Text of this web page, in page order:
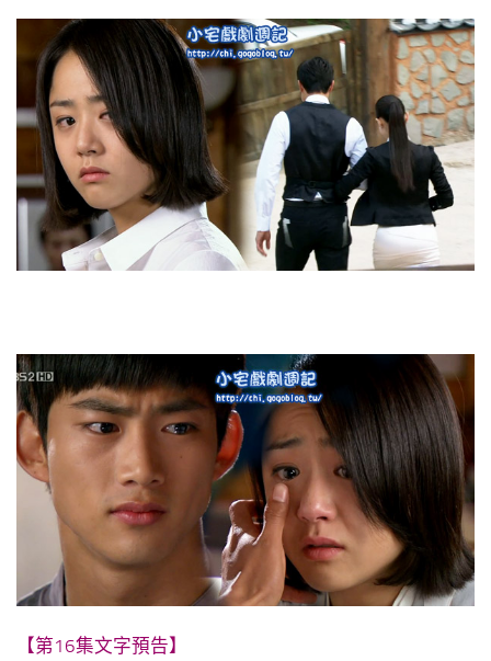
【第16集文字預告】